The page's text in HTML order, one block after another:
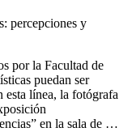
percepciones y
por la Facultad de
puedan ser
esta línea, la fotógrafa
en la sala de …